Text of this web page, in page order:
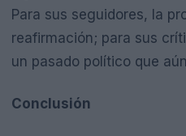
Para sus seguidores, la
reafirmación; para sus
un pasado político que
Conclusión